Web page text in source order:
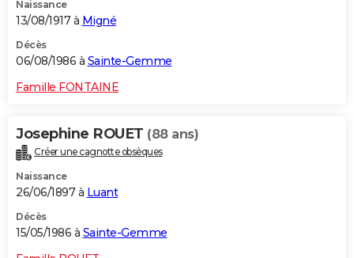
Naissance
13/08/1917 à Migné
Décès
06/08/1986 à Sainte-Gemme
Famille FONTAINE
Josephine ROUET (88 ans)
Créer une cagnotte obsèques
Naissance
26/06/1897 à Luant
Décès
15/05/1986 à Sainte-Gemme